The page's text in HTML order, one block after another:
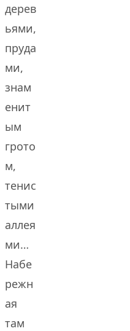
дерев
ьями,
пруда
ми,
знам
енит
ым
грото
м,
тенис
тыми
аллея
ми…
Набе
режн
ая
там